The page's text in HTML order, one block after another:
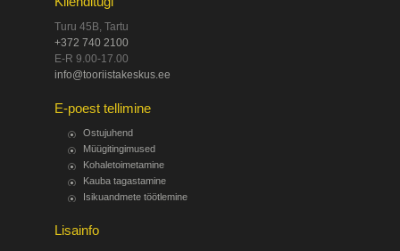
Turu 45B, Tartu
+372 740 2100
E-R 9.00-17.00
info@tooriistakeskus.ee
E-poest tellimine
Ostujuhend
Müügitingimused
Kohaletoimetamine
Kauba tagastamine
Isikuandmete töötlemine
Lisainfo